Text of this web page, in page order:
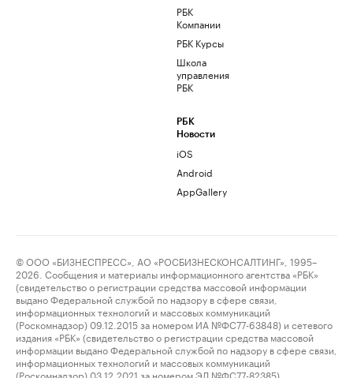
РБК
Компании
РБК Курсы
Школа
управления
РБК
РБК
Новости
iOS
Android
AppGallery
© ООО «БИЗНЕСПРЕСС», АО «РОСБИЗНЕСКОНСАЛТИНГ», 1995–
2026. Сообщения и материалы информационного агентства «РБК»
(свидетельство о регистрации средства массовой информации
выдано Федеральной службой по надзору в сфере связи,
информационных технологий и массовых коммуникаций
(Роскомнадзор) 09.12.2015 за номером ИА №ФС77-63848) и сетевого
издания «РБК» (свидетельство о регистрации средства массовой
информации выдано Федеральной службой по надзору в сфере связи,
информационных технологий и массовых коммуникаций
(Роскомнадзор) 03.12.2021 за номером ЭЛ №ФС77-82385)